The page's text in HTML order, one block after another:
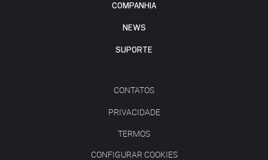
COMPANHIA
NEWS
SUPORTE
CONTATOS
PRIVACIDADE
TERMOS
CONFIGURAR COOKIES